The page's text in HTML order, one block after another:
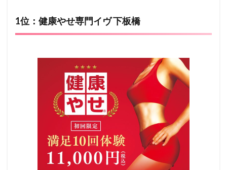
1位：健康やせ専門イヴ 下板橋